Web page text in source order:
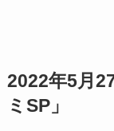
2022年5月
ミSP」